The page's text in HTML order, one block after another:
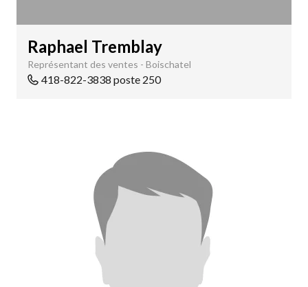
Raphael Tremblay
Représentant des ventes - Boischatel
418-822-3838 poste 250